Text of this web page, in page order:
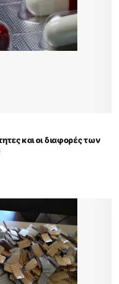
και οι διαφορές των